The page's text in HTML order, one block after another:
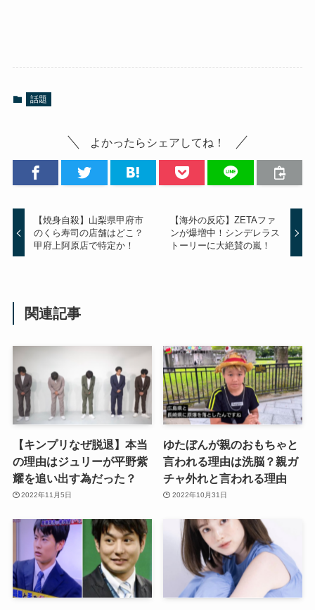
話題
よかったらシェアしてね！
【焼身自殺】山梨県甲府市
のくら寿司の店舗はどこ？
甲府上阿原店で特定か！
【海外の反応】ZETAファ
ンが爆増中！シンデレラス
トーリーに大絶賛の嵐！
関連記事
【キンプリなぜ脱退】本当
の理由はジュリーが平野紫
耀を追い出す為だった？
2022年11月5日
ゆたぼんが親のおもちゃと
言われる理由は洗脳？親ガ
チャ外れと言われる理由
2022年10月31日